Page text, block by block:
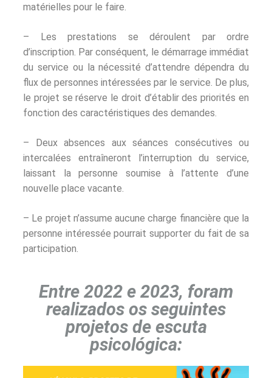
matérielles pour le faire.
– Les prestations se déroulent par ordre
d’inscription. Par conséquent, le démarrage immédiat
du service ou la nécessité d’attendre dépendra du
flux de personnes intéressées par le service. De plus,
le projet se réserve le droit d’établir des priorités en
fonction des caractéristiques des demandes.
– Deux absences aux séances consécutives ou
intercalées entraîneront l’interruption du service,
laissant la personne soumise à l’attente d’une
nouvelle place vacante.
– Le projet n’assume aucune charge financière que la
personne intéressée pourrait supporter du fait de sa
participation.
Entre 2022 e 2023, foram
realizados os seguintes
projetos de escuta
psicológica: